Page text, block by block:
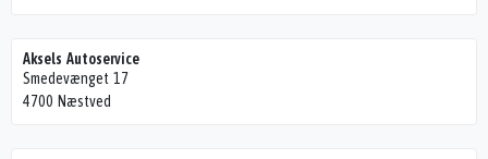
Aksels Autoservice
Smedevænget 17
4700 Næstved